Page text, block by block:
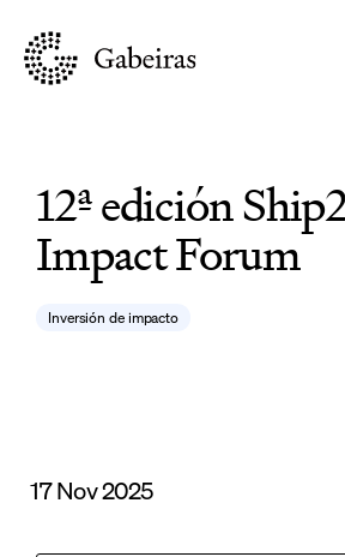
12ª edición
Impact Forum
Inversión de impacto
17 Nov 2025